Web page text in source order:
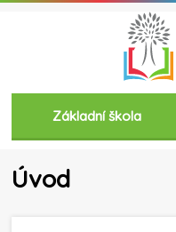
Základní škola
Úvod